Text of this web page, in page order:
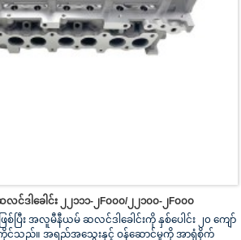
ဒါခေါင်း ၂၂၁၁၁-၂F၀၀၀/၂၂၁၀၀-၂F၀၀၀
ပြီး အလူမီနီယမ် ဆလင်ဒါခေါင်းကို နှစ်ပေါင်း ၂၀ ကျော်
င်သည်။ အရည်အသွေးနှင့် ဝန်ဆောင်မှုကို အာရုံစိုက်